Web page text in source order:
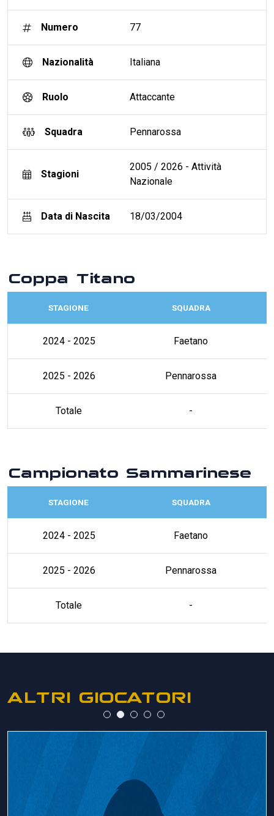
Numero 77
Nazionalità Italiana
Ruolo Attaccante
Squadra Pennarossa
Stagioni
2005 / 2026 - Attività
Nazionale
Data di Nascita 18/03/2004
Coppa Titano
STAGIONE SQUADRA
2024 - 2025 Faetano
2025 - 2026 Pennarossa
Totale -
Campionato Sammarinese
STAGIONE SQUADRA
2024 - 2025 Faetano
2025 - 2026 Pennarossa
Totale -
ALTRI GIOCATORI